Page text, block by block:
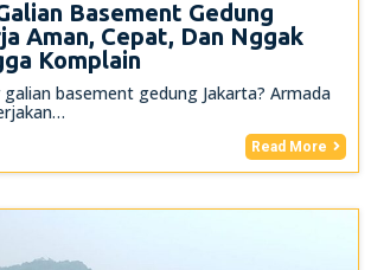
Basement Gedung
Aman, Cepat, Dan Nggak
Komplain
basement gedung Jakarta? Armada
Read More